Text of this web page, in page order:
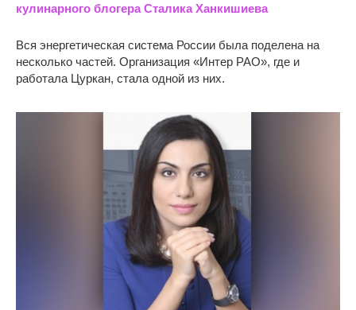
кулинарного блогера Сталика Ханкишиева
Вся энергетическая система России была поделена на
несколько частей. Организация «Интер РАО», где и
работала Цуркан, стала одной из них.